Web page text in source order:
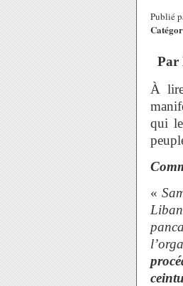
Publié
Par
À
qui
«